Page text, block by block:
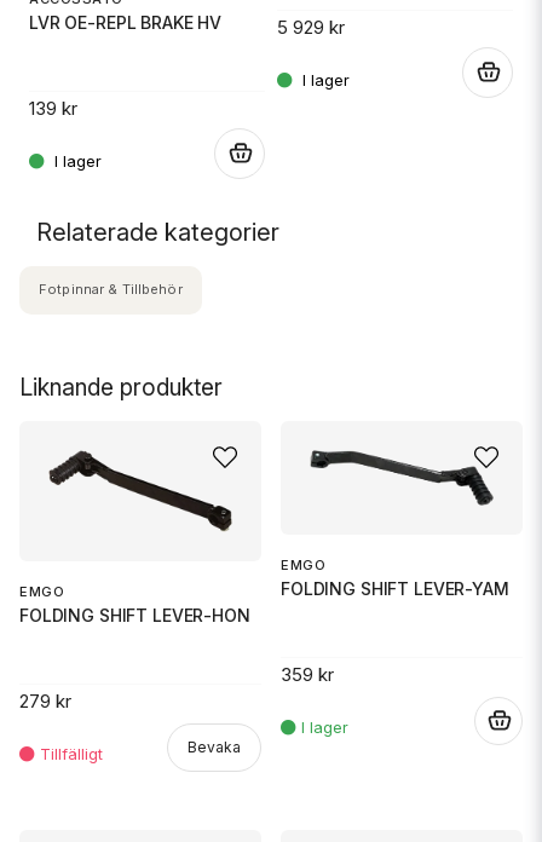
LVR OE-REPL BRAKE HV
139 kr
5 929 kr
Liknande produkter
EMGO
FOLDING SHIFT LEVER-HON
279 kr
Bevaka
EMGO
FOLDING SHIFT LEVER-YAM
359 kr
Relaterade kategorier
Fotpinnar & Tillbehör